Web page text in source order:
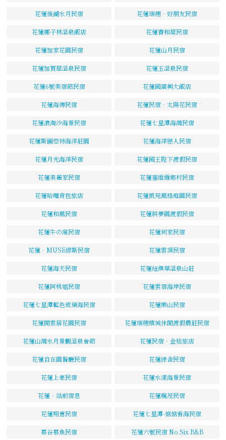
花蓮後湖水月民宿 花蓮瑞穗‧好朋友民宿
花蓮椰子林溫泉飯店 花蓮養和屋民宿
花蓮加家花園民宿 花蓮山月民宿
花蓮加賀屋溫泉民宿 花蓮玉溫泉民宿
花蓮6號美宿館民宿 花蓮國廣興大飯店
花蓮海傳民宿 花蓮民宿‧太陽花民宿
花蓮浪淘沙海景民宿 花蓮七星潭海灣民宿
花蓮斯圖亞特海洋莊園 花蓮海洋戀人民宿
花蓮月光海洋民宿 花蓮國王陛下渡假民宿
花蓮美麗家民宿 花蓮塞維爾鄉村民宿
花蓮哈囉背包旅店 花蓮凱苑風格庭園民宿
花蓮和風民宿 花蓮耕夢園渡假民宿
花蓮牛の窩民宿 花蓮何家民宿
花蓮‧MUSE繆斯民宿 花蓮雲頂民宿
花蓮海天民宿 花蓮紐澳華溫泉山莊
花蓮阿桃姐民宿 花蓮雲宿海岸民宿
花蓮七星潭藍色玻璃海民宿 花蓮樂山民宿
花蓮閒雲居花園民宿 花蓮瑞穗檳城休閒渡假農莊民宿
花蓮山灣水月景觀溫泉會館 花蓮民宿．金桔旅店
花蓮自在園餐廳民宿 花蓮綠舍民宿
花蓮上豪民宿 花蓮水漾海景民宿
花蓮‧站前宿息 花蓮楓茂民宿
花蓮翔意民宿 花蓮七星潭-惦惦看海民宿
慕谷慕魚民宿 花蓮六號民宿 No.Six B&B